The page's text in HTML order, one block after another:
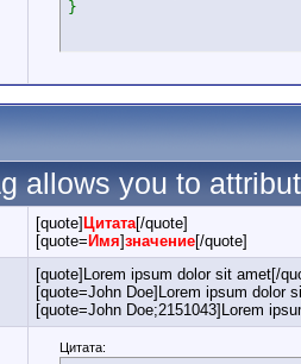
}
allows you to
[quote] Цитата[/quote]
[quote= Имя]значение[/quote]
[quote]Lorem ipsum dolor sit amet[/
[quote=John Doe]Lorem ipsum dolor
[quote=John Doe;2151043]Lorem
Цитата: